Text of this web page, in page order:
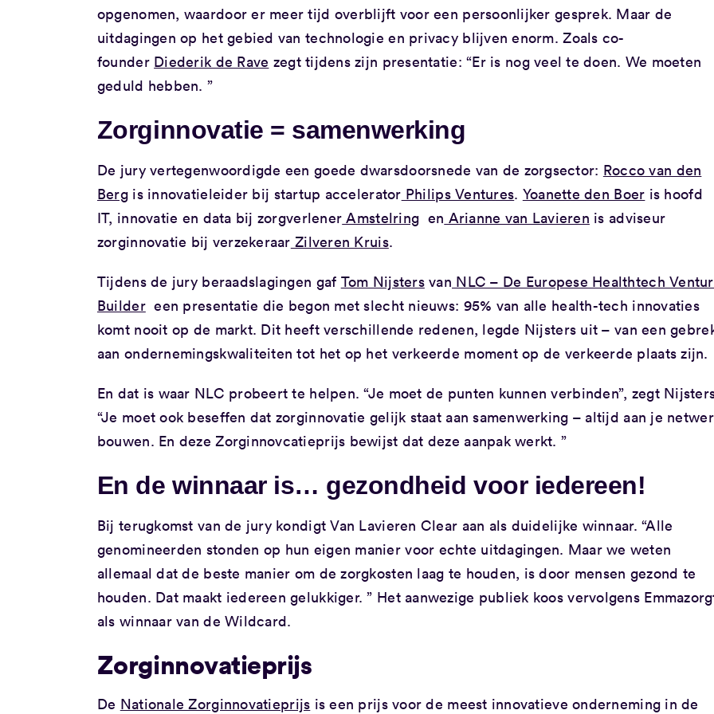
opgenomen, waardoor er meer tijd overblijft voor een persoonlijker gesprek. Maar de
uitdagingen op het gebied van technologie en privacy blijven enorm. Zoals co-
founder Diederik de Rave zegt tijdens zijn presentatie: “Er is nog veel te doen. We moeten
geduld hebben. ”
Zorginnovatie = samenwerking
De jury vertegenwoordigde een goede dwarsdoorsnede van de zorgsector: Rocco van den
Berg is innovatieleider bij startup accelerator Philips Ventures​. Yoanette den Boer is hoofd
IT, innovatie en data bij zorgverlener Amstelring en Arianne van Lavieren is adviseur
zorginnovatie bij verzekeraar Zilveren Kruis​.
Tijdens de jury beraadslagingen gaf Tom Nijstersvan NLC – De Europese Healthtech
Buildereen presentatie die begon met slecht nieuws: 95% van alle health-tech innovaties
komt nooit op de markt. Dit heeft verschillende redenen, legde Nijsters uit – van een
aan ondernemingskwaliteiten tot het op het verkeerde moment op de verkeerde plaats zijn.
En dat is waar NLC probeert te helpen. “Je moet de punten kunnen verbinden”, zegt
“Je moet ook beseffen dat zorginnovatie gelijk staat aan samenwerking – altijd aan je
bouwen. En deze Zorginnovcatieprijs bewijst dat deze aanpak werkt. ”
En de winnaar is… gezondheid voor iedereen!
Bij terugkomst van de jury kondigt Van Lavieren Clear aan als duidelijke winnaar. “Alle
genomineerden stonden op hun eigen manier voor echte uitdagingen. Maar we weten
allemaal dat de beste manier om de zorgkosten laag te houden, is door mensen gezond te
houden. Dat maakt iedereen gelukkiger. ” Het aanwezige publiek koos vervolgens
als winnaar van de Wildcard.
Zorginnovatieprijs
De Nationale Zorginnovatieprijs is een prijs voor de meest innovatieve onderneming in de